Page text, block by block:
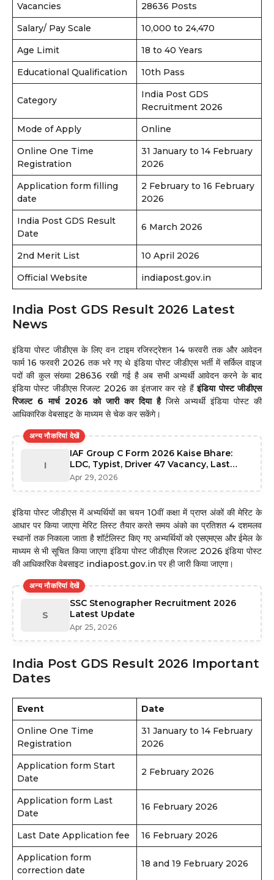
Vacancies
28636 Posts
Salary/ Pay Scale
₹10,000 to ₹24,470
Age Limit
18 to 40 Years
Educational Qualification
10th Pass
Category
India Post GDS
Recruitment 2026
Mode of Apply
Online
Online One Time
Registration
31 January to 14 February
2026
Application form filling
date
2 February to 16 February
2026
India Post GDS Result
Date
6 March 2026
2nd Merit List
10 April 2026
Official Website
indiapost.gov.in
India Post GDS Result 2026 Latest
News
इंडिया पोस्ट जीडीएस के लिए वन टाइम रजिस्ट्रेशन 14 फरवरी तक और आवेदन
फार्म 16 फरवरी 2026 तक भरे गए थे इंडिया पोस्ट जीडीएस भर्ती में सर्किल वाइज
पदों की कुल संख्या 28636 रखी गई है अब सभी अभ्यर्थी आवेदन करने के बाद
इंडिया पोस्ट जीडीएस रिजल्ट 2026 का इंतजार कर रहे हैंइंडिया पोस्ट जीडीएस
रिजल्ट 6 मार्च 2026 को जारी कर दिया हैजिसे अभ्यर्थी इंडिया पोस्ट की
आधिकारिक वेबसाइट के माध्यम से चेक कर सकेंगे।
अन्य नौकरियां देखें
I
IAF Group C Form 2026 Kaise Bhare:
LDC, Typist, Driver 47 Vacancy, Last
Date 1 June
Apr 29, 2026
इंडिया पोस्ट जीडीएस में अभ्यर्थियों का चयन 10वीं कक्षा में प्राप्त अंकों की मेरिट के
आधार पर किया जाएगा मेरिट लिस्ट तैयार करते समय अंको का प्रतिशत 4 दशमलव
स्थानों तक निकाला जाता है शॉर्टलिस्ट किए गए अभ्यर्थियों को एसएमएस और ईमेल के
माध्यम से भी सूचित किया जाएगा इंडिया पोस्ट जीडीएस रिजल्ट 2026 इंडिया पोस्ट
की आधिकारिक वेबसाइट indiapost.gov.in पर ही जारी किया जाएगा।
अन्य नौकरियां देखें
S
SSC Stenographer Recruitment 2026
Latest Update
Apr 25, 2026
India Post GDS Result 2026 Important
Dates
Event
Date
Online One Time
Registration
31 January to 14 February
2026
Application form Start
Date
2 February 2026
Application form Last
Date
16 February 2026
Last Date Application fee
16 February 2026
Application form
correction date
18 and 19 February 2026